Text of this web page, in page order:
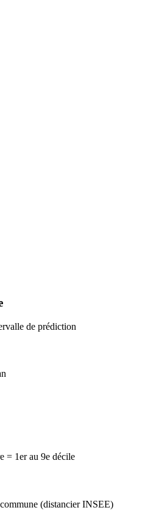
de prédiction
= 1er au 9e décile
(distancier INSEE)